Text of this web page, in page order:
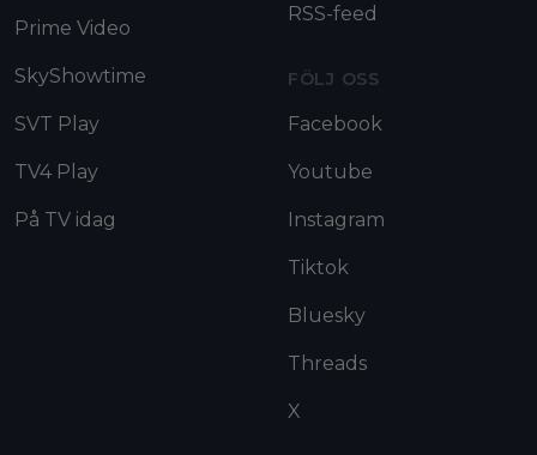
Prime Video
SkyShowtime
SVT Play
TV4 Play
På TV idag
RSS-feed
FÖLJ OSS
Facebook
Youtube
Instagram
Tiktok
Bluesky
Threads
X